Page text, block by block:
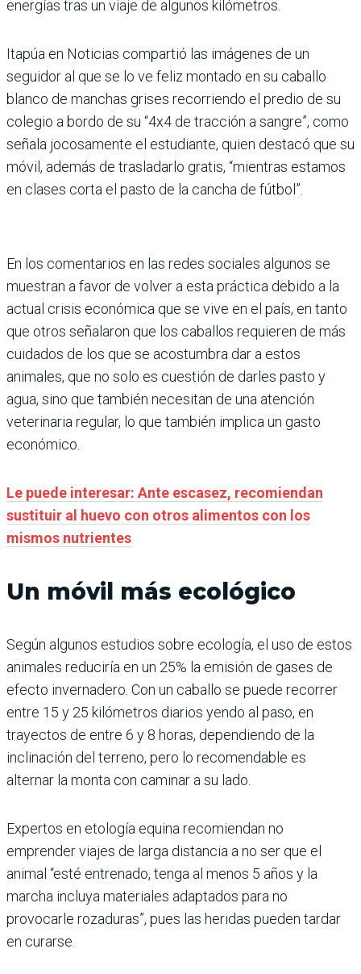
energías tras un viaje de algunos kilómetros.
Itapúa en Noticias compartió las imágenes de un
seguidor al que se lo ve feliz montado en su caballo
blanco de manchas grises recorriendo el predio de su
colegio a bordo de su “4x4 de tracción a sangre”, como
señala jocosamente el estudiante, quien destacó que su
móvil, además de trasladarlo gratis, “mientras estamos
en clases corta el pasto de la cancha de fútbol”.
En los comentarios en las redes sociales algunos se
muestran a favor de volver a esta práctica debido a la
actual crisis económica que se vive en el país, en tanto
que otros señalaron que los caballos requieren de más
cuidados de los que se acostumbra dar a estos
animales, que no solo es cuestión de darles pasto y
agua, sino que también necesitan de una atención
veterinaria regular, lo que también implica un gasto
económico.
Le puede interesar: Ante escasez, recomiendan
sustituir al huevo con otros alimentos con los
mismos nutrientes
Un móvil más ecológico
Según algunos estudios sobre ecología, el uso de estos
animales reduciría en un 25% la emisión de gases de
efecto invernadero. Con un caballo se puede recorrer
entre 15 y 25 kilómetros diarios yendo al paso, en
trayectos de entre 6 y 8 horas, dependiendo de la
inclinación del terreno, pero lo recomendable es
alternar la monta con caminar a su lado.
Expertos en etología equina recomiendan no
emprender viajes de larga distancia a no ser que el
animal “esté entrenado, tenga al menos 5 años y la
marcha incluya materiales adaptados para no
provocarle rozaduras”, pues las heridas pueden tardar
en curarse.